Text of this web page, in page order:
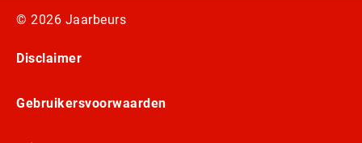
© 2026 Jaarbeurs
Disclaimer
Gebruikersvoorwaarden